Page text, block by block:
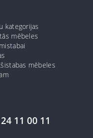
24 11 00 11
kategorijas
mēbeles
mēbeles